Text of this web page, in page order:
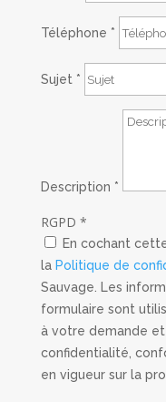
Téléphone *
Sujet *
Description *
RGPD *
En cochant
la Politique de
Sauvage. Les
formulaire sont
à votre demande
confidentialité,
en vigueur sur la